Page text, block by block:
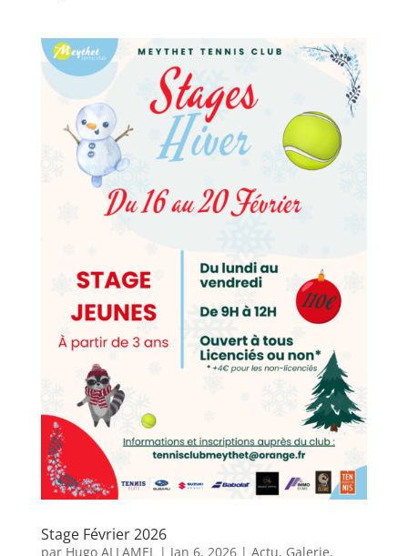
Stage Février 2026
par Hugo ALLAMEL | Jan 6, 2026| Actu, Galerie,